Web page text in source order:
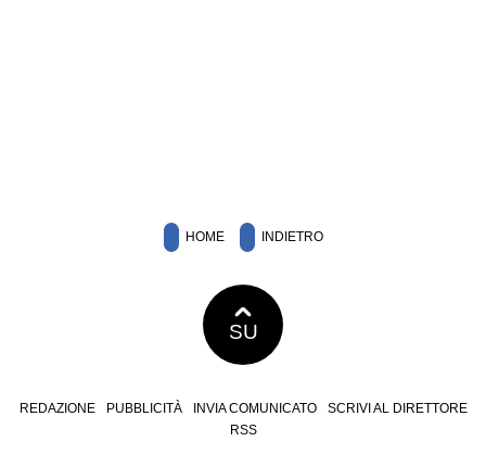
HOME INDIETRO
SU
REDAZIONE PUBBLICITÀ INVIA COMUNICATO
SCRIVI AL DIRETTORE
RSS